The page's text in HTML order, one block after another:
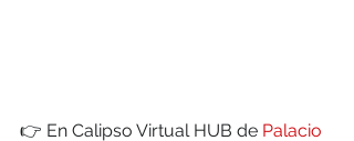
👉 En Calipso Virtual HUB de Palacio